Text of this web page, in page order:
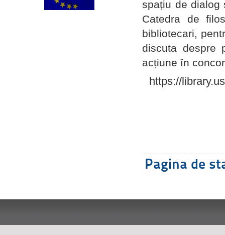
spațiu de dialog
Catedra de
bibliotecari,
discuta despre
acțiune în
https://
Pagina de